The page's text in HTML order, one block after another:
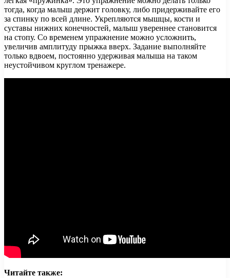
тогда, когда малыш держит головку, либо придерживайте его
за спинку по всей длине. Укрепляются мышцы, кости и
суставы нижних конечностей, малыш увереннее становится
на стопу. Со временем упражнение можно усложнить,
увеличив амплитуду прыжка вверх. Задание выполняйте
только вдвоем, постоянно удерживая малыша на таком
неустойчивом круглом тренажере.
Читайте также: